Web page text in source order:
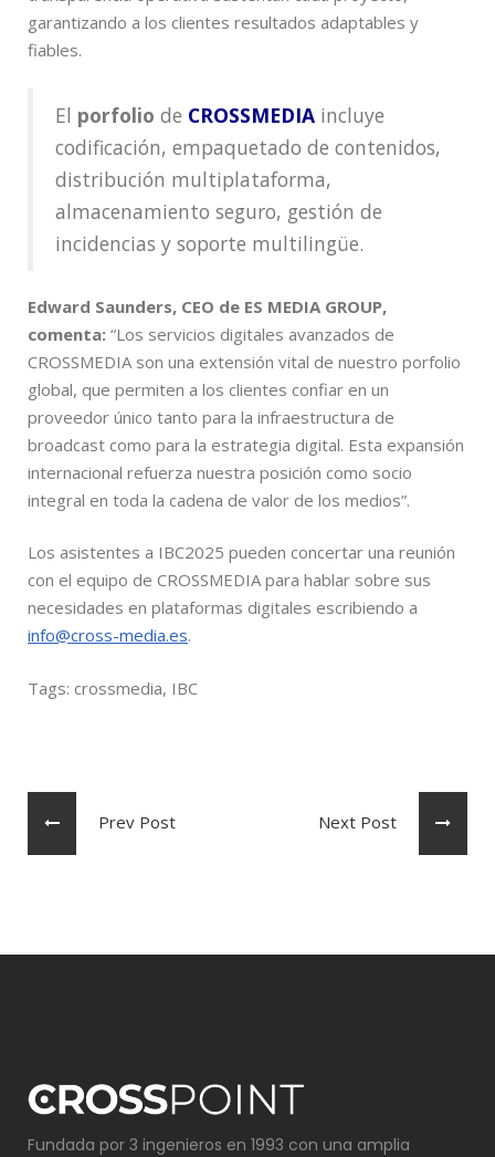
garantizando a los clientes resultados adaptables y
fiables.
El porfolio de CROSSMEDIA incluye
codificación, empaquetado de contenidos,
distribución multiplataforma,
almacenamiento seguro, gestión de
incidencias y soporte multilingüe.
Edward Saunders, CEO de ES MEDIA GROUP,
comenta: “Los servicios digitales avanzados de
CROSSMEDIA son una extensión vital de nuestro porfolio
global, que permiten a los clientes confiar en un
proveedor único tanto para la infraestructura de
broadcast como para la estrategia digital. Esta expansión
internacional refuerza nuestra posición como socio
integral en toda la cadena de valor de los medios”.
Los asistentes a IBC2025 pueden concertar una reunión
con el equipo de CROSSMEDIA para hablar sobre sus
necesidades en plataformas digitales escribiendo a
info@cross-media.es.
Tags: crossmedia, IBC
Prev Post Next Post
Fundada por 3 ingenieros en 1993 con una amplia